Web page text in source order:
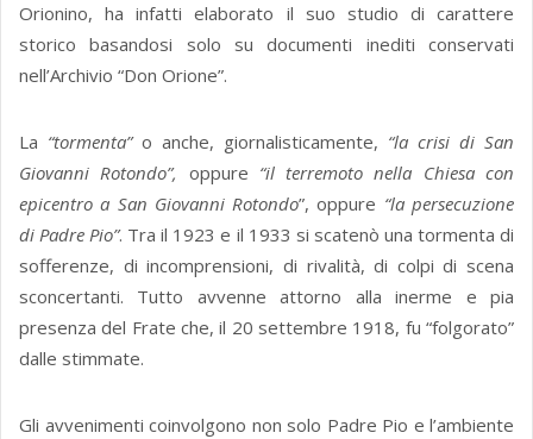
Orionino, ha infatti elaborato il suo studio di carattere
storico basandosi solo su documenti inediti conservati
nell’Archivio “Don Orione”.
La “tormenta”o anche, giornalisticamente, “la crisi di San
Giovanni Rotondo”, oppure “il terremoto nella Chiesa con
epicentro a San Giovanni Rotondo”, oppure “la persecuzione
di Padre Pio”. Tra il 1923 e il 1933 si scatenò una tormenta di
sofferenze, di incomprensioni, di rivalità, di colpi di scena
sconcertanti. Tutto avvenne attorno alla inerme e pia
presenza del Frate che, il 20 settembre 1918, fu “folgorato”
dalle stimmate.
Gli avvenimenti coinvolgono non solo Padre Pio e l’ambiente